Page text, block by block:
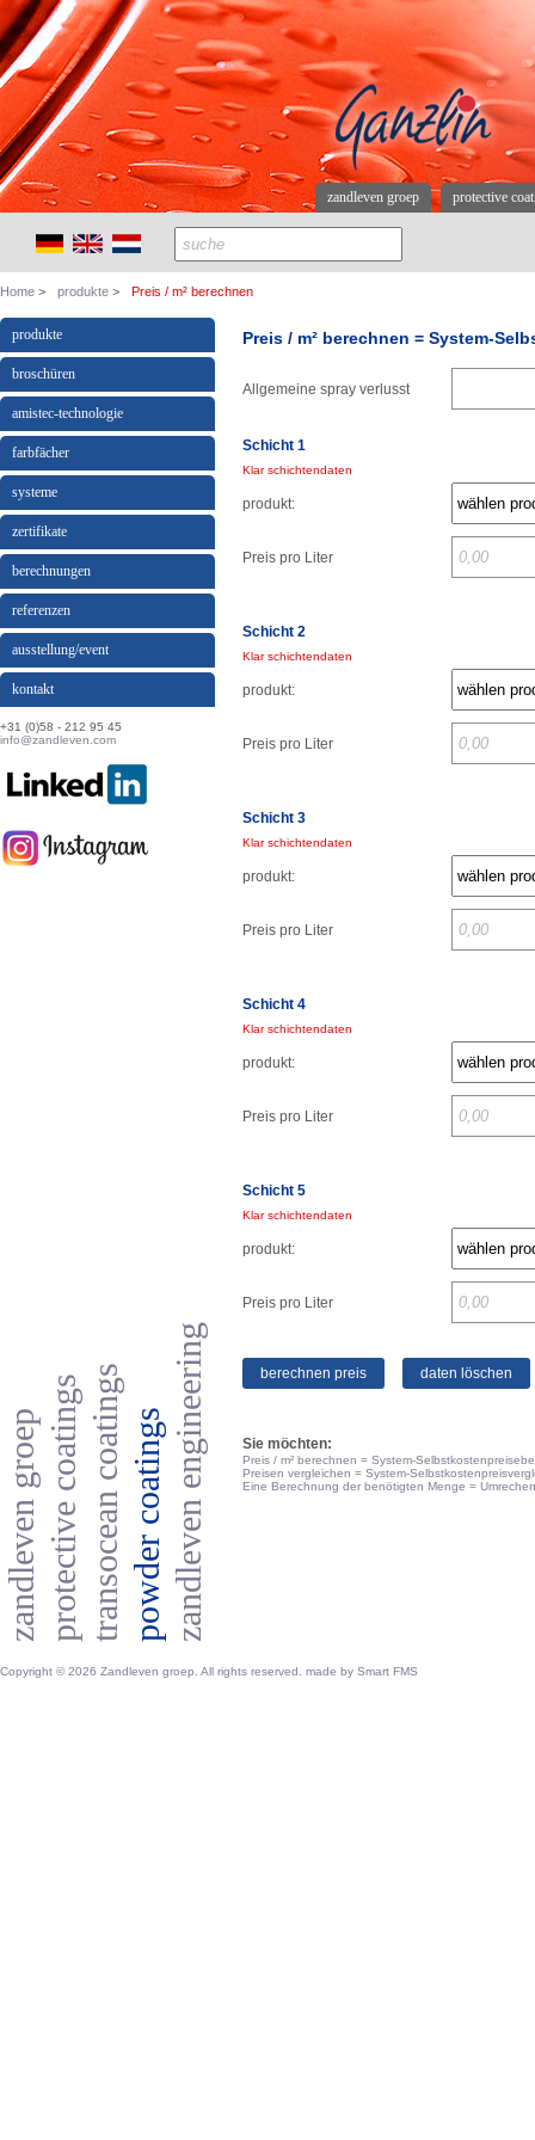
zandleven groep protective
Home produkte Preis / m² berechnen
produkte
broschüren
amistec-technologie
farbfächer
systeme
zertifikate
berechnungen
referenzen
ausstellung/event
kontakt
+31 (0)58 - 212 95 45
info@zandleven.com
Preis / m² berechnen = System-
Allgemeine spray verlusst
Schicht 1
Klar schichtendaten
produkt:
Preis pro Liter
Schicht 2
Klar schichtendaten
produkt:
Preis pro Liter
Schicht 3
Klar schichtendaten
produkt:
Preis pro Liter
Schicht 4
Klar schichtendaten
produkt:
Preis pro Liter
Schicht 5
Klar schichtendaten
produkt:
Preis pro Liter
berechnen preis daten löschen
Sie möchten:
Preis / m² berechnen = System-
Preisen vergleichen = System-
Eine Berechnung der benötigten Menge =
zandleven groepprotective coatingstransocean coatingspowder coatingszandleven engineering
Copyright © 2026 Zandleven groep. All rights reserved. made by Smart FMS